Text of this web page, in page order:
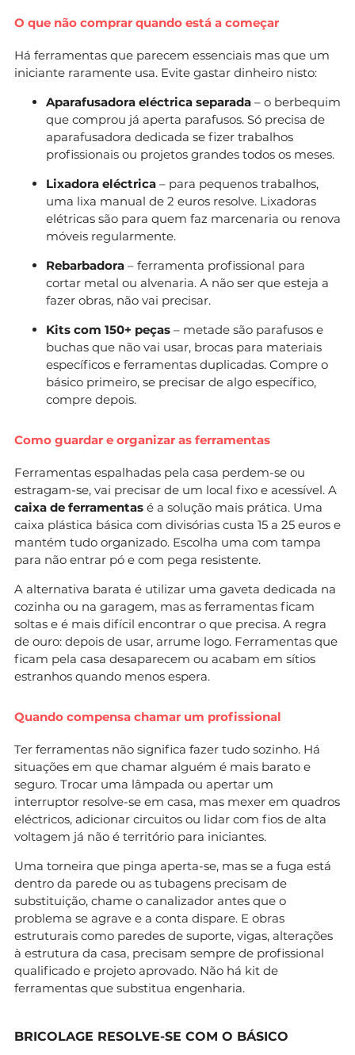
O que não comprar quando está a começar
Há ferramentas que parecem essenciais mas que um
iniciante raramente usa. Evite gastar dinheiro nisto:
Aparafusadora eléctrica separada – o berbequim
que comprou já aperta parafusos. Só precisa de
aparafusadora dedicada se fizer trabalhos
profissionais ou projetos grandes todos os meses.
Lixadora eléctrica – para pequenos trabalhos,
uma lixa manual de 2 euros resolve. Lixadoras
elétricas são para quem faz marcenaria ou renova
móveis regularmente.
Rebarbadora – ferramenta profissional para
cortar metal ou alvenaria. A não ser que esteja a
fazer obras, não vai precisar.
Kits com 150+ peças – metade são parafusos e
buchas que não vai usar, brocas para materiais
específicos e ferramentas duplicadas. Compre o
básico primeiro, se precisar de algo específico,
compre depois.
Como guardar e organizar as ferramentas
Ferramentas espalhadas pela casa perdem-se ou
estragam-se, vai precisar de um local fixo e acessível. A
caixa de ferramentas é a solução mais prática. Uma
caixa plástica básica com divisórias custa 15 a 25 euros e
mantém tudo organizado. Escolha uma com tampa
para não entrar pó e com pega resistente.
A alternativa barata é utilizar uma gaveta dedicada na
cozinha ou na garagem, mas as ferramentas ficam
soltas e é mais difícil encontrar o que precisa. A regra
de ouro: depois de usar, arrume logo. Ferramentas que
ficam pela casa desaparecem ou acabam em sítios
estranhos quando menos espera.
Quando compensa chamar um profissional
Ter ferramentas não significa fazer tudo sozinho. Há
situações em que chamar alguém é mais barato e
seguro. Trocar uma lâmpada ou apertar um
interruptor resolve-se em casa, mas mexer em quadros
eléctricos, adicionar circuitos ou lidar com fios de alta
voltagem já não é território para iniciantes.
Uma torneira que pinga aperta-se, mas se a fuga está
dentro da parede ou as tubagens precisam de
substituição, chame o canalizador antes que o
problema se agrave e a conta dispare. E obras
estruturais como paredes de suporte, vigas, alterações
à estrutura da casa, precisam sempre de profissional
qualificado e projeto aprovado. Não há kit de
ferramentas que substitua engenharia.
BRICOLAGE RESOLVE-SE COM O BÁSICO